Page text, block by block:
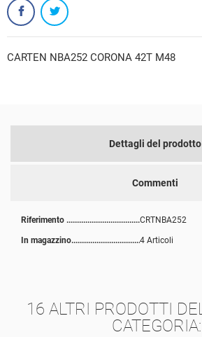
CARTEN NBA252 CORONA 42T M48
Dettagli del prodotto
Commenti
Riferimento CRTNBA252
In magazzino 4 Articoli
16 ALTRI PRODOTTI
CATEGORIA: